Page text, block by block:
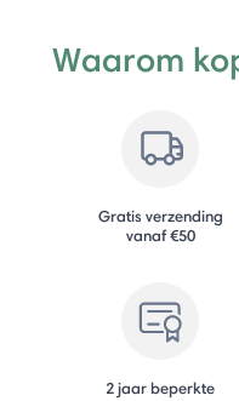
Waarom
Gratis verzending
vanaf €50
2 jaar beperkte